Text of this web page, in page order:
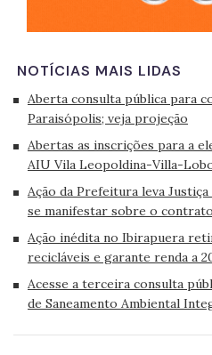
NOTÍCIAS MAIS LIDAS
Aberta consulta pública para
Paraisópolis; veja projeção
Abertas as inscrições para a
AIU Vila Leopoldina-Villa-
Ação da Prefeitura leva
se manifestar sobre o
Ação inédita no Ibirapuera
recicláveis e garante renda a
Acesse a terceira consulta
de Saneamento Ambiental